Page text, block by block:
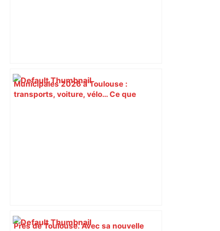
Municipales 2026 à Toulouse :
transports, voiture, vélo… Ce que
Près de Toulouse. Avec sa nouvelle